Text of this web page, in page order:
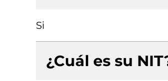
Si
¿Cuál es su